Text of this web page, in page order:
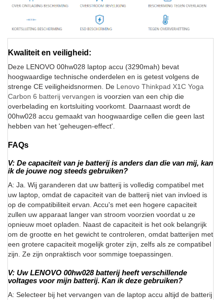
Kwaliteit en veiligheid:
Deze LENOVO 00hw028 laptop accu (3290mah) bevat
hoogwaardige technische onderdelen en is getest volgens de
strenge CE veiligheidsnormen. De Lenovo Thinkpad X1C Yoga
Carbon 6 batterij vervangen is voorzien van een chip die
overbelading en kortsluiting voorkomt. Daarnaast wordt de
00hw028 accu gemaakt van hoogwaardige cellen die geen last
hebben van het 'geheugen-effect'.
FAQs
V: De capaciteit van je batterij is anders dan die van mij, kan
ik de jouwe nog steeds gebruiken?
A: Ja. Wij garanderen dat uw batterij is volledig compatibel met
uw laptop, omdat de capaciteit van de batterij niet van invloed is
op de compatibiliteit ervan. Accu's met een hogere capaciteit
zullen uw apparaat langer van stroom voorzien voordat u ze
opnieuw moet opladen. Naast de capaciteit is het ook belangrijk
om de grootte en het gewicht te controleren, omdat batterijen met
een grotere capaciteit mogelijk groter zijn, zelfs als ze compatibel
zijn. Ze zijn onpraktisch voor sommige toepassingen.
V: Uw LENOVO 00hw028 batterij heeft verschillende
voltages voor mijn batterij. Kan ik deze gebruiken?
A: Selecteer bij het vervangen van de laptop accu altijd de batterij